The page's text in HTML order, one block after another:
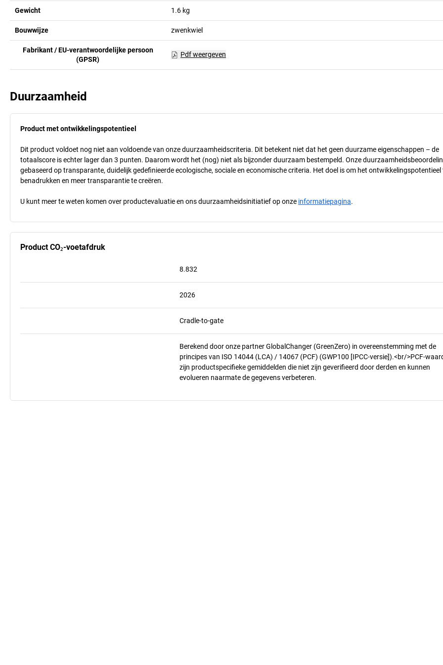
Gewicht 1.6 kg
Bouwwijze zwenkwiel
Fabrikant / EU-verantwoordelijke persoon
(GPSR)
Pdf weergeven
Duurzaamheid
Product met ontwikkelingspotentieel
Dit product voldoet nog niet aan voldoende van onze duurzaamheidscriteria. Dit betekent niet dat het geen duurzame eigenschappen – de
totaalscore is echter lager dan 3 punten. Daarom wordt het (nog) niet als bijzonder duurzaam bestempeld. Onze
gebaseerd op transparante, duidelijk gedefinieerde ecologische, sociale en economische criteria. Het doel is om het ontwikkelingspotentieel
benadrukken en meer transparantie te creëren.
U kunt meer te weten komen over productevaluatie en ons duurzaamheidsinitiatief op onze informatiepagina.
Product CO₂-voetafdruk
8.832
2026
Cradle-to-gate
Berekend door onze partner GlobalChanger (GreenZero) in overeenstemming met de
principes van ISO 14044 (LCA) / 14067 (PCF) (GWP100 [IPCC-versie]).<br/>PCF-
zijn productspecifieke gemiddelden die niet zijn geverifieerd door derden en kunnen
evolueren naarmate de gegevens verbeteren.